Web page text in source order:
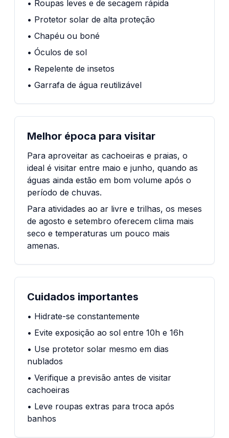
• Roupas leves e de secagem rápida
• Protetor solar de alta proteção
• Chapéu ou boné
• Óculos de sol
• Repelente de insetos
• Garrafa de água reutilizável
Melhor época para visitar
Para aproveitar as cachoeiras e praias, o
ideal é visitar entre maio e junho, quando as
águas ainda estão em bom volume após o
período de chuvas.
Para atividades ao ar livre e trilhas, os meses
de agosto e setembro oferecem clima mais
seco e temperaturas um pouco mais
amenas.
Cuidados importantes
• Hidrate-se constantemente
• Evite exposição ao sol entre 10h e 16h
• Use protetor solar mesmo em dias
nublados
• Verifique a previsão antes de visitar
cachoeiras
• Leve roupas extras para troca após
banhos